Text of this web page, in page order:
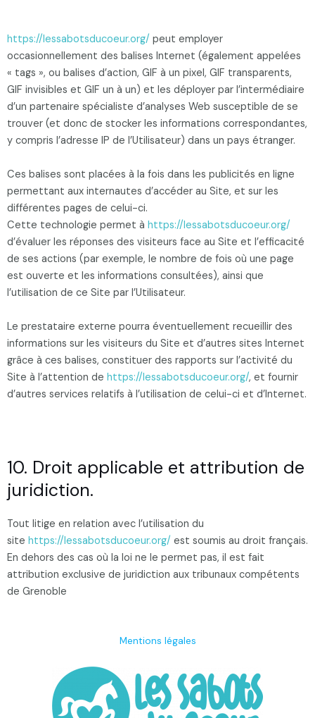
https://lessabotsducoeur.org/ peut employer
occasionnellement des balises Internet (également appelées
« tags », ou balises d’action, GIF à un pixel, GIF transparents,
GIF invisibles et GIF un à un) et les déployer par l’intermédiaire
d’un partenaire spécialiste d’analyses Web susceptible de se
trouver (et donc de stocker les informations correspondantes,
y compris l’adresse IP de l’Utilisateur) dans un pays étranger.
Ces balises sont placées à la fois dans les publicités en ligne
permettant aux internautes d’accéder au Site, et sur les
différentes pages de celui-ci.
Cette technologie permet à https://lessabotsducoeur.org/
d’évaluer les réponses des visiteurs face au Site et l’efficacité
de ses actions (par exemple, le nombre de fois où une page
est ouverte et les informations consultées), ainsi que
l’utilisation de ce Site par l’Utilisateur.
Le prestataire externe pourra éventuellement recueillir des
informations sur les visiteurs du Site et d’autres sites Internet
grâce à ces balises, constituer des rapports sur l’activité du
Site à l’attention de https://lessabotsducoeur.org/, et fournir
d’autres services relatifs à l’utilisation de celui-ci et d’Internet.
10. Droit applicable et attribution de
juridiction.
Tout litige en relation avec l’utilisation du
site https://lessabotsducoeur.org/ est soumis au droit français.
En dehors des cas où la loi ne le permet pas, il est fait
attribution exclusive de juridiction aux tribunaux compétents
de Grenoble
Mentions légales